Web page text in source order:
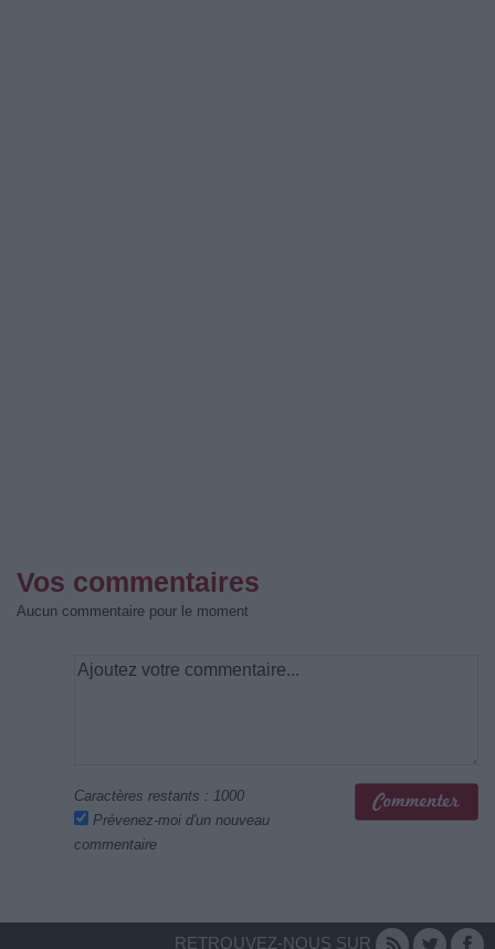
Vos commentaires
Aucun commentaire pour le moment
Caractères restants : 1000
Prévenez-moi d'un nouveau
commentaire
RETROUVEZ-NOUS SUR